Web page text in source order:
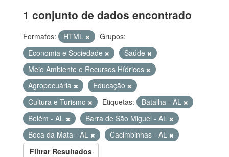
1 conjunto de dados encontrado
Formatos: HTML
Grupos:
Economia e Sociedade
Saúde
Meio Ambiente e Recursos Hídricos
Agropecuária
Educação
Cultura e Turismo
Etiquetas:
Batalha - AL
Belém - AL
Barra de São Miguel - AL
Boca da Mata - AL
Cacimbinhas - AL
Filtrar Resultados